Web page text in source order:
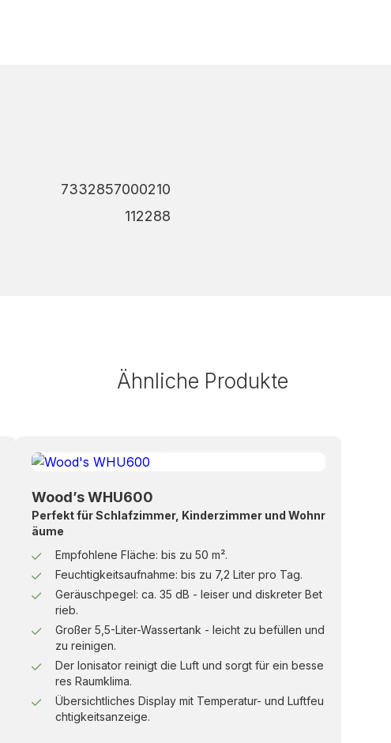
7332857000210
112288
Ähnliche Produkte
Wood’s WHU600
Perfekt für Schlafzimmer, Kinderzimmer und Wohnr
äume
Empfohlene Fläche: bis zu 50 m².
Feuchtigkeitsaufnahme: bis zu 7,2 Liter pro Tag.
Geräuschpegel: ca. 35 dB - leiser und diskreter Bet
rieb.
Großer 5,5-Liter-Wassertank - leicht zu befüllen und
zu reinigen.
Der Ionisator reinigt die Luft und sorgt für ein besse
res Raumklima.
Übersichtliches Display mit Temperatur- und Luftfeu
chtigkeitsanzeige.